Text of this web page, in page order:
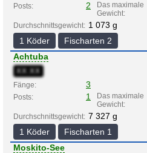
Posts: 2
Das maximale
Gewicht:
Durchschnittsgewicht: 1 073 g
1 Köder
Fischarten 2
Achtuba
XX:XX
Fänge:
3
Posts: 1
Das maximale
Gewicht:
Durchschnittsgewicht: 7 327 g
1 Köder
Fischarten 1
Moskito-See